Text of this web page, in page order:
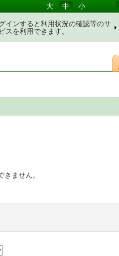
大 中 小
インすると利用状況の確認等のサ
スを利用できます。
ません。